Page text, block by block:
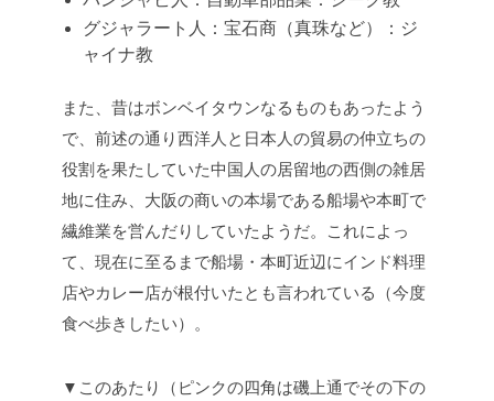
グジャラート人：宝石商（真珠など）：ジ
ャイナ教
また、昔はボンベイタウンなるものもあったよう
で、前述の通り西洋人と日本人の貿易の仲立ちの
役割を果たしていた中国人の居留地の西側の雑居
地に住み、大阪の商いの本場である船場や本町で
繊維業を営んだりしていたようだ。これによっ
て、現在に至るまで船場・本町近辺にインド料理
店やカレー店が根付いたとも言われている（今度
食べ歩きしたい）。
▼このあたり（ピンクの四角は磯上通でその下の